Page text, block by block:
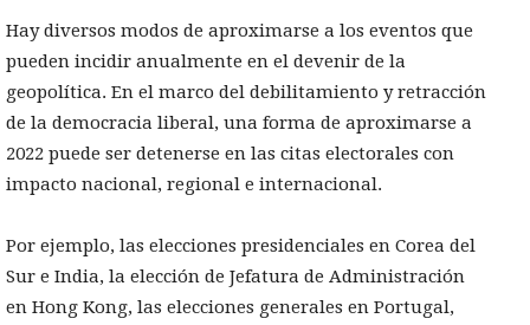
Hay diversos modos de aproximarse a los eventos que
pueden incidir anualmente en el devenir de la
geopolítica. En el marco del debilitamiento y retracción
de la democracia liberal, una forma de aproximarse a
2022 puede ser detenerse en las citas electorales con
impacto nacional, regional e internacional.
Por ejemplo, las elecciones presidenciales en Corea del
Sur e India, la elección de Jefatura de Administración
en Hong Kong, las elecciones generales en Portugal,